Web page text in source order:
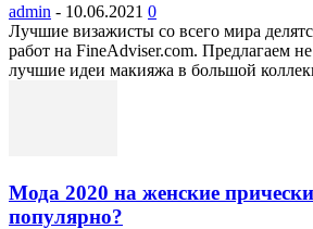
admin - 10.06.2021 0
Лучшие визажисты со всего мира
работ на FineAdviser.com. Предлагаем
лучшие идеи макияжа в большой
Мода 2020 на женские
популярно?